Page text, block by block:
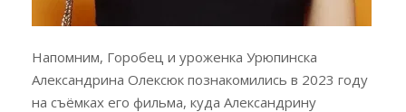
Напомним, Горобец и уроженка Урюпинска
Александрина Олексюк познакомились в 2023 году
на съёмках его фильма, куда Александрину